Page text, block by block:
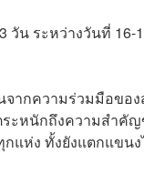
วัน ระหว่างวันที่
จากความร่วมมือข
ะหนักถึงความสำคัญ
กแห่ง ทั้งยังแตกแข